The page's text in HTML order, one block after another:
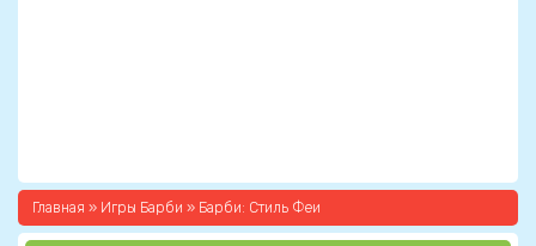
Главная » Игры Барби » Барби: Стиль Феи